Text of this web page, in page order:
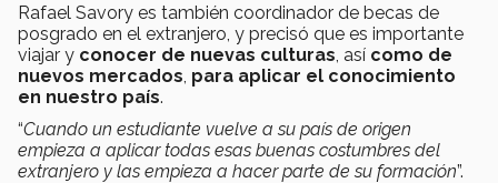
Rafael Savory es también coordinador de becas de
posgrado en el extranjero, y precisó que es importante
viajar y conocer de nuevas culturas , así como de
nuevos mercados para aplicar el conocimiento
en nuestro país.
“Cuando un estudiante vuelve a su país de origen
empieza a aplicar todas esas buenas costumbres del
extranjero y las empieza a hacer parte de su formación”.